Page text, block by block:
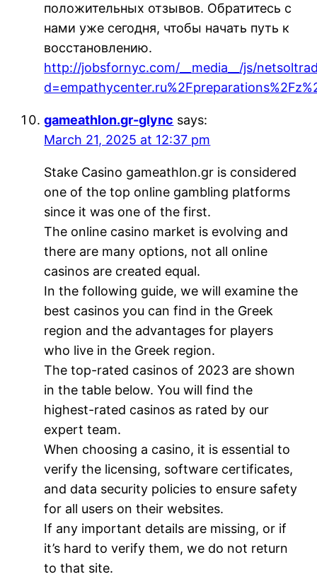
положительных отзывов. Обратитесь с
нами уже сегодня, чтобы начать путь к
восстановлению.
http://jobsfornyc.com/__media__/js/
gameathlon.gr-glync says:
March 21, 2025 at 12:37 pm
Stake Casino gameathlon.gr is considered
one of the top online gambling platforms
since it was one of the first.
The online casino market is evolving and
there are many options, not all online
casinos are created equal.
In the following guide, we will examine the
best casinos you can find in the Greek
region and the advantages for players
who live in the Greek region.
The top-rated casinos of 2023 are shown
in the table below. You will find the
highest-rated casinos as rated by our
expert team.
When choosing a casino, it is essential to
verify the licensing, software certificates,
and data security policies to ensure safety
for all users on their websites.
If any important details are missing, or if
it’s hard to verify them, we do not return
to that site.